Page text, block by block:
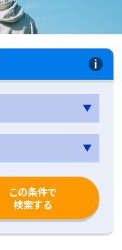
この条件で
検索する